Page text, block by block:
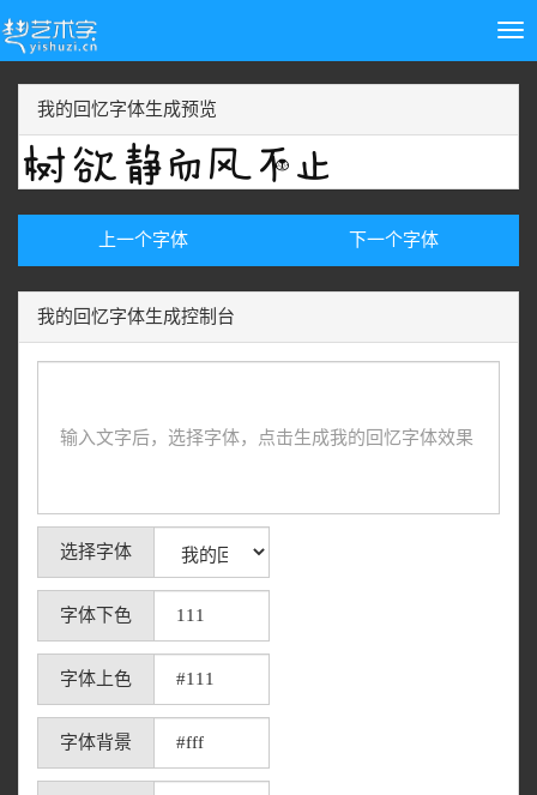
我的回忆字体生成预览
上一个字体 下一个字体
我的回忆字体生成控制台
选择字体
字体下色
字体上色
字体背景